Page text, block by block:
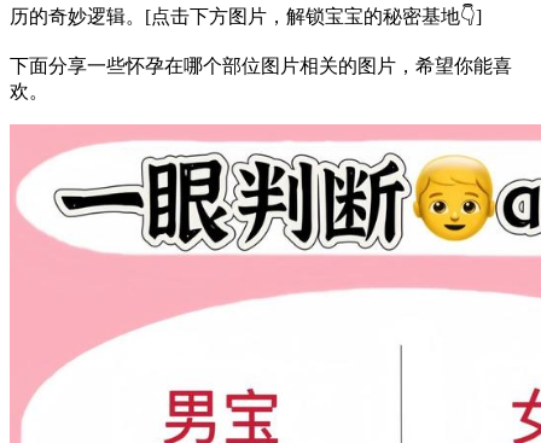
历的奇妙逻辑。[点击下方图片，解锁宝宝的秘密基地👇]
下面分享一些怀孕在哪个部位图片相关的图片，希望你能喜
欢。